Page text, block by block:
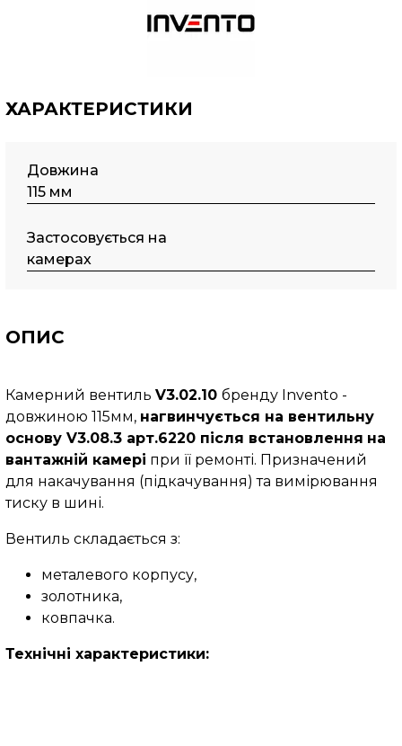
ХАРАКТЕРИСТИКИ
Довжина
115 мм
Застосовується на
камерах
ОПИС
Камерний вентиль V3.02.10 бренду Invento -
довжиною 115мм, нагвинчується на вентильну
основу V3.08.3 арт.6220 після встановлення на
вантажній камері при її ремонті. Призначений
для накачування (підкачування) та вимірювання
тиску в шині.
Вентиль складається з:
металевого корпусу,
золотника,
ковпачка.
Технічні характеристики: